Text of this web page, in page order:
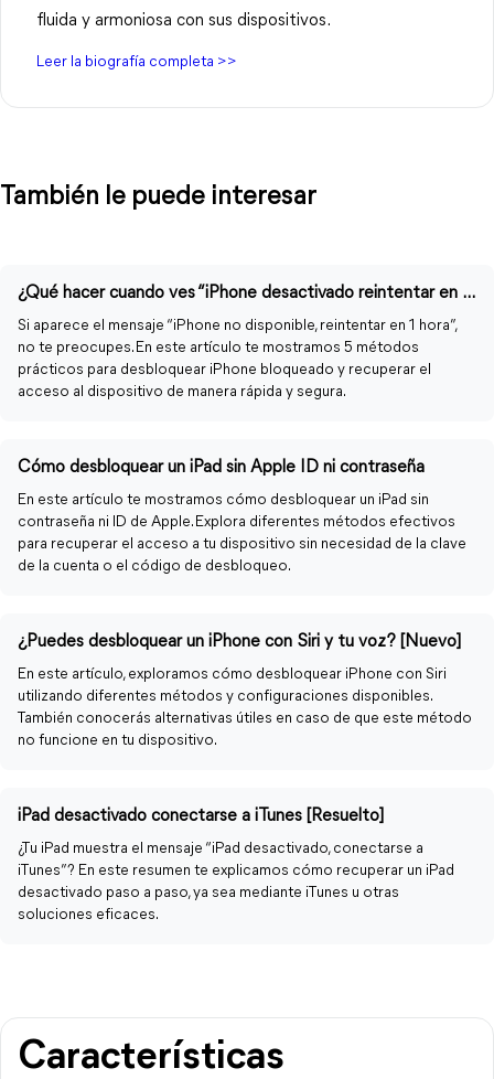
fluida y armoniosa con sus dispositivos.
Leer la biografía completa >>
También le puede interesar
¿Qué hacer cuando ves “iPhone desactivado reintentar en 1 hora”?
Si aparece el mensaje “iPhone no disponible, reintentar en 1 hora”,
no te preocupes. En este artículo te mostramos 5 métodos
prácticos para desbloquear iPhone bloqueado y recuperar el
acceso al dispositivo de manera rápida y segura.
Cómo desbloquear un iPad sin Apple ID ni contraseña
En este artículo te mostramos cómo desbloquear un iPad sin
contraseña ni ID de Apple. Explora diferentes métodos efectivos
para recuperar el acceso a tu dispositivo sin necesidad de la clave
de la cuenta o el código de desbloqueo.
¿Puedes desbloquear un iPhone con Siri y tu voz? [Nuevo]
En este artículo, exploramos cómo desbloquear iPhone con Siri
utilizando diferentes métodos y configuraciones disponibles.
También conocerás alternativas útiles en caso de que este método
no funcione en tu dispositivo.
iPad desactivado conectarse a iTunes [Resuelto]
¿Tu iPad muestra el mensaje “iPad desactivado, conectarse a
iTunes”? En este resumen te explicamos cómo recuperar un iPad
desactivado paso a paso, ya sea mediante iTunes u otras
soluciones eficaces.
Características